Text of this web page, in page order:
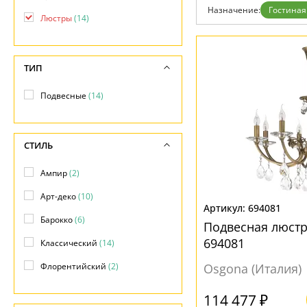
Назначение: Гостиная
694081
Подвесная
694081
Osgona (Италия)
114 477 ₽
Люстры(14)
ТИП
Подвесные(14)
СТИЛЬ
Ампир(2)
Арт-деко(10)
Барокко(6)
Классический (14)
Флорентийский (2)